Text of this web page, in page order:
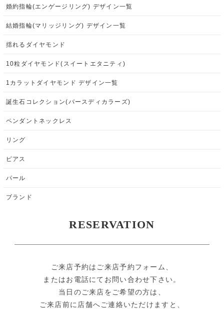
婚約指輪(エンゲージリング) デザイン一覧
結婚指輪(マリッジリング) デザイン一覧
揺れるダイヤモンド
10粒ダイヤモンド(スイートエタニティ)
1カラットダイヤモンド デザイン一覧
誕生石コレクション(バースディカラーズ)
ペンダントネックレス
リング
ピアス
パール
ブランド
RESERVATION
ご来店予約はご来店予約フォーム、
またはお電話にてお問い合わせ下さい。
当日のご来店をご希望の方は、
ご来店前に店舗へご連絡いただけますと、